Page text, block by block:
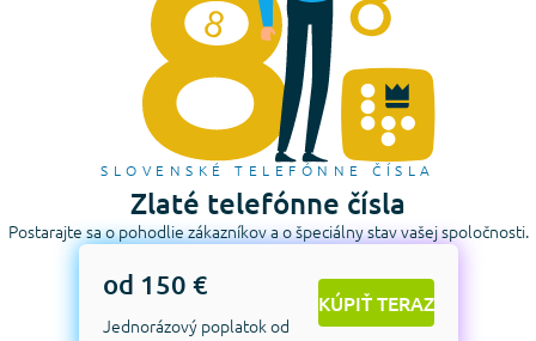
SLOVENSKÉ TELEFÓNNE ČÍSLA
Zlaté telefónne čísla
Postarajte sa o pohodlie zákazníkov a o špeciálny stav vašej spoločnosti.
od 150 €
Jednorázový poplatok od
KÚPIŤ TERAZ